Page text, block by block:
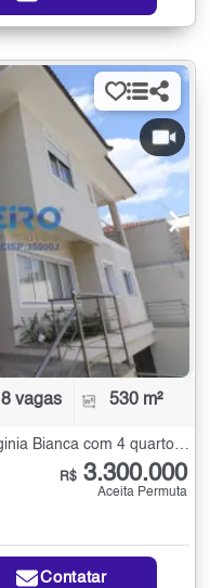
8 vagas 530 m²
R$ 3.300.000
Aceita Permuta
Contatar